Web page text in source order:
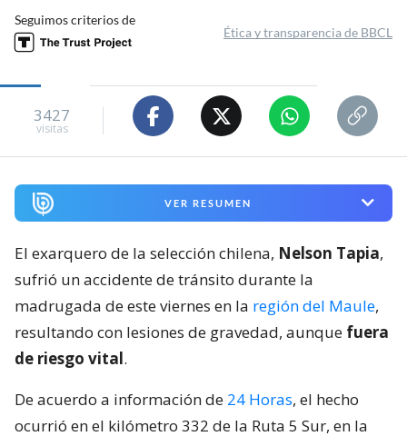
Seguimos criterios de
Ética y transparencia de BBCL
3427
visitas
VER RESUMEN
El exarquero de la selección chilena, Nelson Tapia,
sufrió un accidente de tránsito durante la
madrugada de este viernes en la región del Maule,
resultando con lesiones de gravedad, aunque fuera
de riesgo vital.
De acuerdo a información de 24 Horas, el hecho
ocurrió en el kilómetro 332 de la Ruta 5 Sur, en la